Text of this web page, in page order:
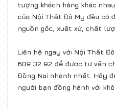
tượng khách hàng khác
của Nội Thất Đô My đều có
nguồn gốc, xuất xứ, chất
Liên hệ ngay với Nội Thất
609 32 92 để được tư vấn
Đồng Nai nhanh nhất. Hãy
người bạn đồng hành với